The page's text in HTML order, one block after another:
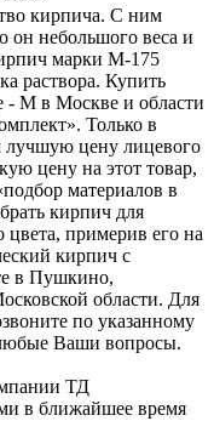
кирпича. С ним
он небольшого веса и
марки М-175
раствора. Купить
- М в Москве и области
Только в
цену лицевого
цену на этот товар,
материалов в
кирпич для
примерив его на
кирпич с
в Пушкино,
области. Для
по указанному
Ваши вопросы.
ТД
в ближайшее время